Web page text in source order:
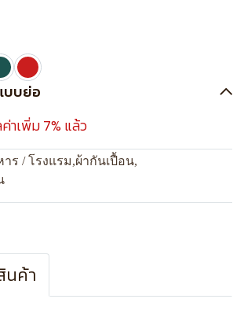
บบย่อ
าเพิ่ม 7% แล้ว
ร / โรงแรม,ผ้ากันเปื้อน,
นค้า